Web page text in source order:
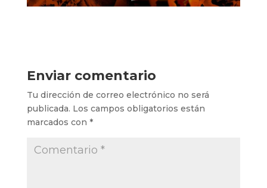
Enviar comentario
Tu dirección de correo electrónico no será
publicada. Los campos obligatorios están
marcados con *